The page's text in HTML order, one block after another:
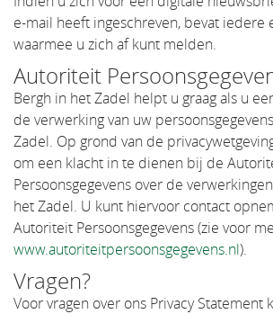
e-mail heeft ingeschreven, bevat iedere
waarmee u zich af kunt melden.
Autoriteit
Bergh in het Zadel helpt u graag als u
de verwerking van uw
Zadel. Op grond van de
om een klacht in te dienen bij de
Persoonsgegevens over de
het Zadel. U kunt hiervoor contact
Autoriteit Persoonsgegevens (zie voor
www.autoriteitpersoonsgegevens.nl).
Vragen?
Voor vragen over ons Privacy Statement